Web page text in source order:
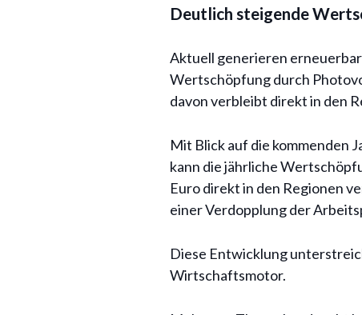
Deutlich steigende
Aktuell generieren
Wertschöpfung durch
davon verbleibt direkt in den
Mit Blick auf die kommenden
kann die jährliche
Euro direkt in den Regionen
einer Verdopplung der
Diese Entwicklung
Wirtschaftsmotor.